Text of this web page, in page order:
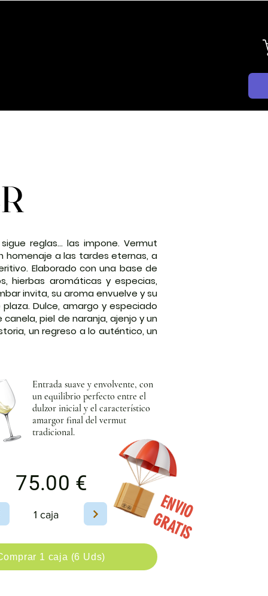
reglas… las impone. Vermut
homenaje a las tardes eternas, a
Elaborado con una base de
hierbas aromáticas y especias,
invita, su aroma envuelve y su
Dulce, amargo y especiado
piel de naranja, ajenjo y un
un regreso a lo auténtico, un
Entrada suave y envolvente, con
un equilibrio perfecto entre el
dulzor inicial y el característico
amargor final del vermut
tradicional.
1 caja
75.00 €
ENVIO
GRATIS
1 caja (6 Uds)